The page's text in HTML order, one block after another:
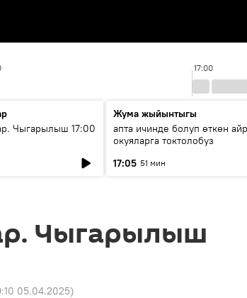
17:00
Чыгарылыш 17:00
Жума жыйынтыгы
апта ичинде болуп өткөн
окуяларга токтолобуз
17:05 51 мин
Чыгарылыш
05.04.2025)